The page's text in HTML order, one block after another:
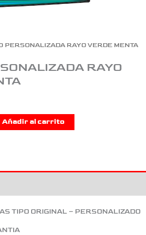
PERSONALIZADA RAYO VERDE MENTA
RAYO
Añadir al carrito
TIPO ORIGINAL – PERSONALIZADO